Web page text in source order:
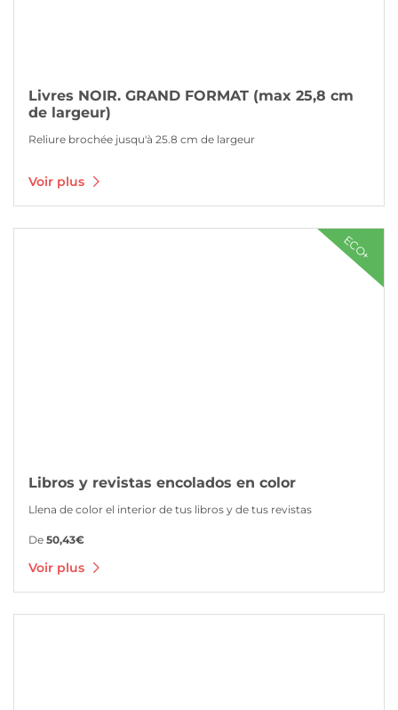
Livres NOIR. GRAND FORMAT (max 25,8 cm
de largeur)
Reliure brochée jusqu'à 25.8 cm de largeur
Voir plus
ECO+
Libros y revistas encolados en color
Llena de color el interior de tus libros y de tus revistas
De 50,43€
Voir plus